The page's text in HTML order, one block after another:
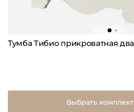
Тумба Тибио прикроватная
Выбрать